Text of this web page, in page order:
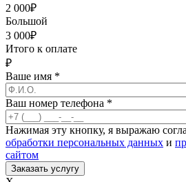
2 000₽
Большой
3 000₽
Итого к оплате
₽
Ваше имя *
Ваш номер телефона *
Нажимая эту кнопку, я выражаю
обработки персональных данных и
сайтом